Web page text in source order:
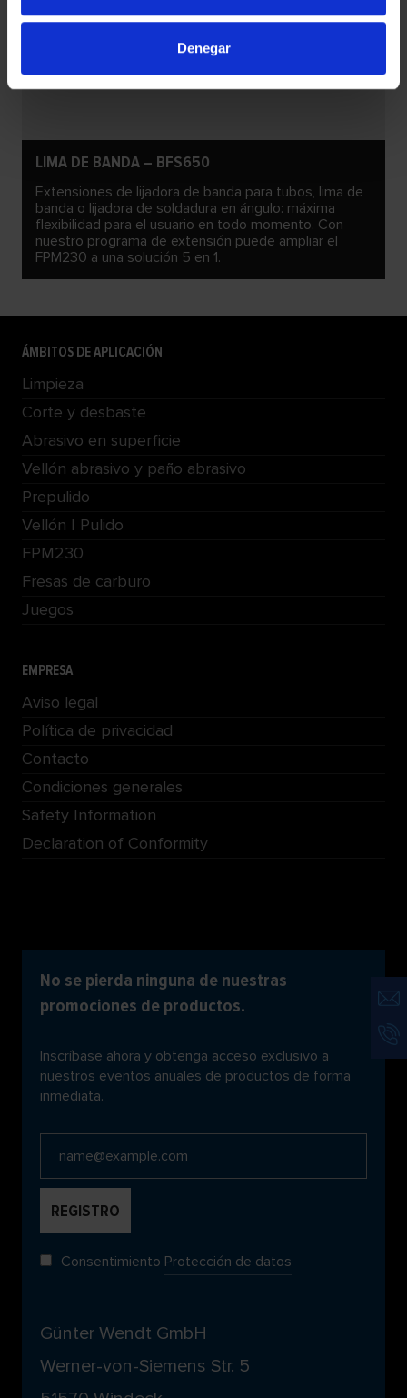
Denegar
LIMA DE BANDA – BFS650
Extensiones de lijadora de banda para tubos, lima de
banda o lijadora de soldadura en ángulo: máxima
flexibilidad para el usuario en todo momento. Con
nuestro programa de extensión puede ampliar el
FPM230 a una solución 5 en 1.
ÁMBITOS DE APLICACIÓN
Limpieza
Corte y desbaste
Abrasivo en superficie
Vellón abrasivo y paño abrasivo
Prepulido
Vellón | Pulido
FPM230
Fresas de carburo
Juegos
EMPRESA
Aviso legal
Política de privacidad
Contacto
Condiciones generales
Safety Information
Declaration of Conformity
No se pierda ninguna de nuestras
promociones de productos.
Inscríbase ahora y obtenga acceso exclusivo a
nuestros eventos anuales de productos de forma
inmediata.
Consentimiento Protección de datos
Günter Wendt GmbH
Werner-von-Siemens Str. 5